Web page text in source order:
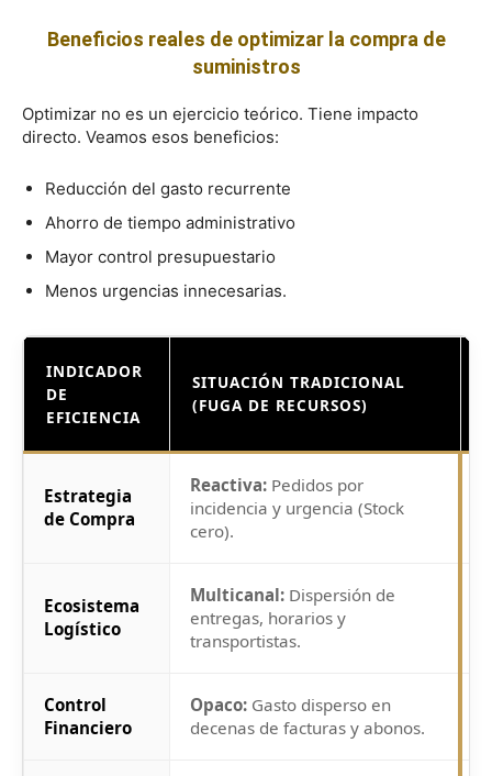
Beneficios reales de optimizar la compra de
suministros
Optimizar no es un ejercicio teórico. Tiene impacto
directo. Veamos esos beneficios:
Reducción del gasto recurrente
Ahorro de tiempo administrativo
Mayor control presupuestario
Menos urgencias innecesarias.
INDICADOR
DE
EFICIENCIA
SITUACIÓN TRADICIONAL
(FUGA DE RECURSOS)
Estrategia
de Compra
Reactiva: Pedidos por
incidencia y urgencia (Stock
cero).
Ecosistema
Logístico
Multicanal: Dispersión de
entregas, horarios y
transportistas.
Control
Financiero
Opaco: Gasto disperso en
decenas de facturas y abonos.